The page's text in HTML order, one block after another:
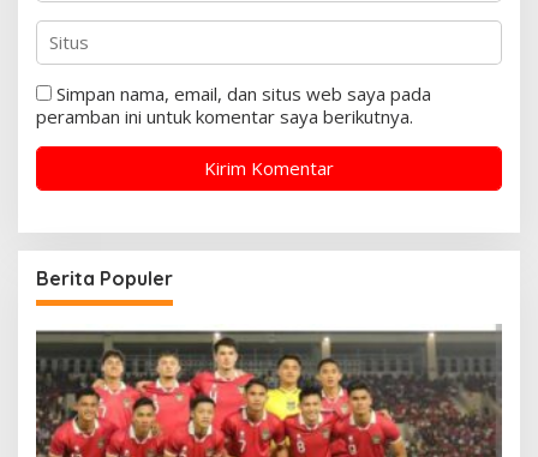
Simpan nama, email, dan situs web saya pada
peramban ini untuk komentar saya berikutnya.
Berita Populer